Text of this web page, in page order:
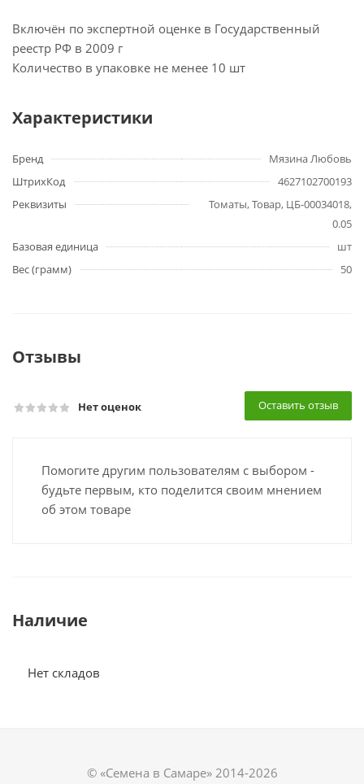
Включён по экспертной оценке в Государственный
реестр РФ в 2009 г
Количество в упаковке не менее 10 шт
Характеристики
Бренд
Мязина Любовь
ШтрихКод
4627102700193
Реквизиты
Томаты, Товар, ЦБ-00034018,
0.05
Базовая единица
шт
Вес (грамм)
50
Отзывы
Нет оценок Оставить отзыв
Помогите другим пользователям с выбором -
будьте первым, кто поделится своим мнением
об этом товаре
Наличие
Нет складов
© «Семена в Самаре» 2014-2026